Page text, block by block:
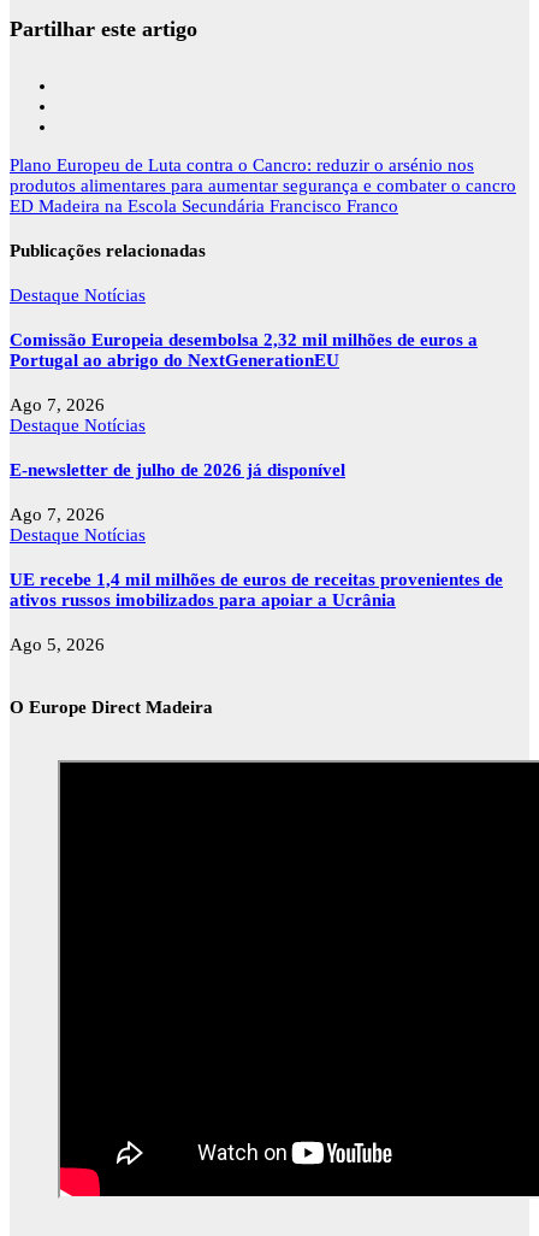
Partilhar este artigo
Navegação
de
artigos
Plano Europeu de Luta contra o Cancro: reduzir o arsénio nos
produtos alimentares para aumentar segurança e combater o cancro
ED Madeira na Escola Secundária Francisco Franco
Publicações relacionadas
Destaque Notícias
Comissão Europeia desembolsa 2,32 mil milhões de euros a
Portugal ao abrigo do NextGenerationEU
Ago 7, 2026
Destaque Notícias
E-newsletter de julho de 2026 já disponível
Ago 7, 2026
Destaque Notícias
UE recebe 1,4 mil milhões de euros de receitas provenientes de
ativos russos imobilizados para apoiar a Ucrânia
Ago 5, 2026
O Europe Direct Madeira